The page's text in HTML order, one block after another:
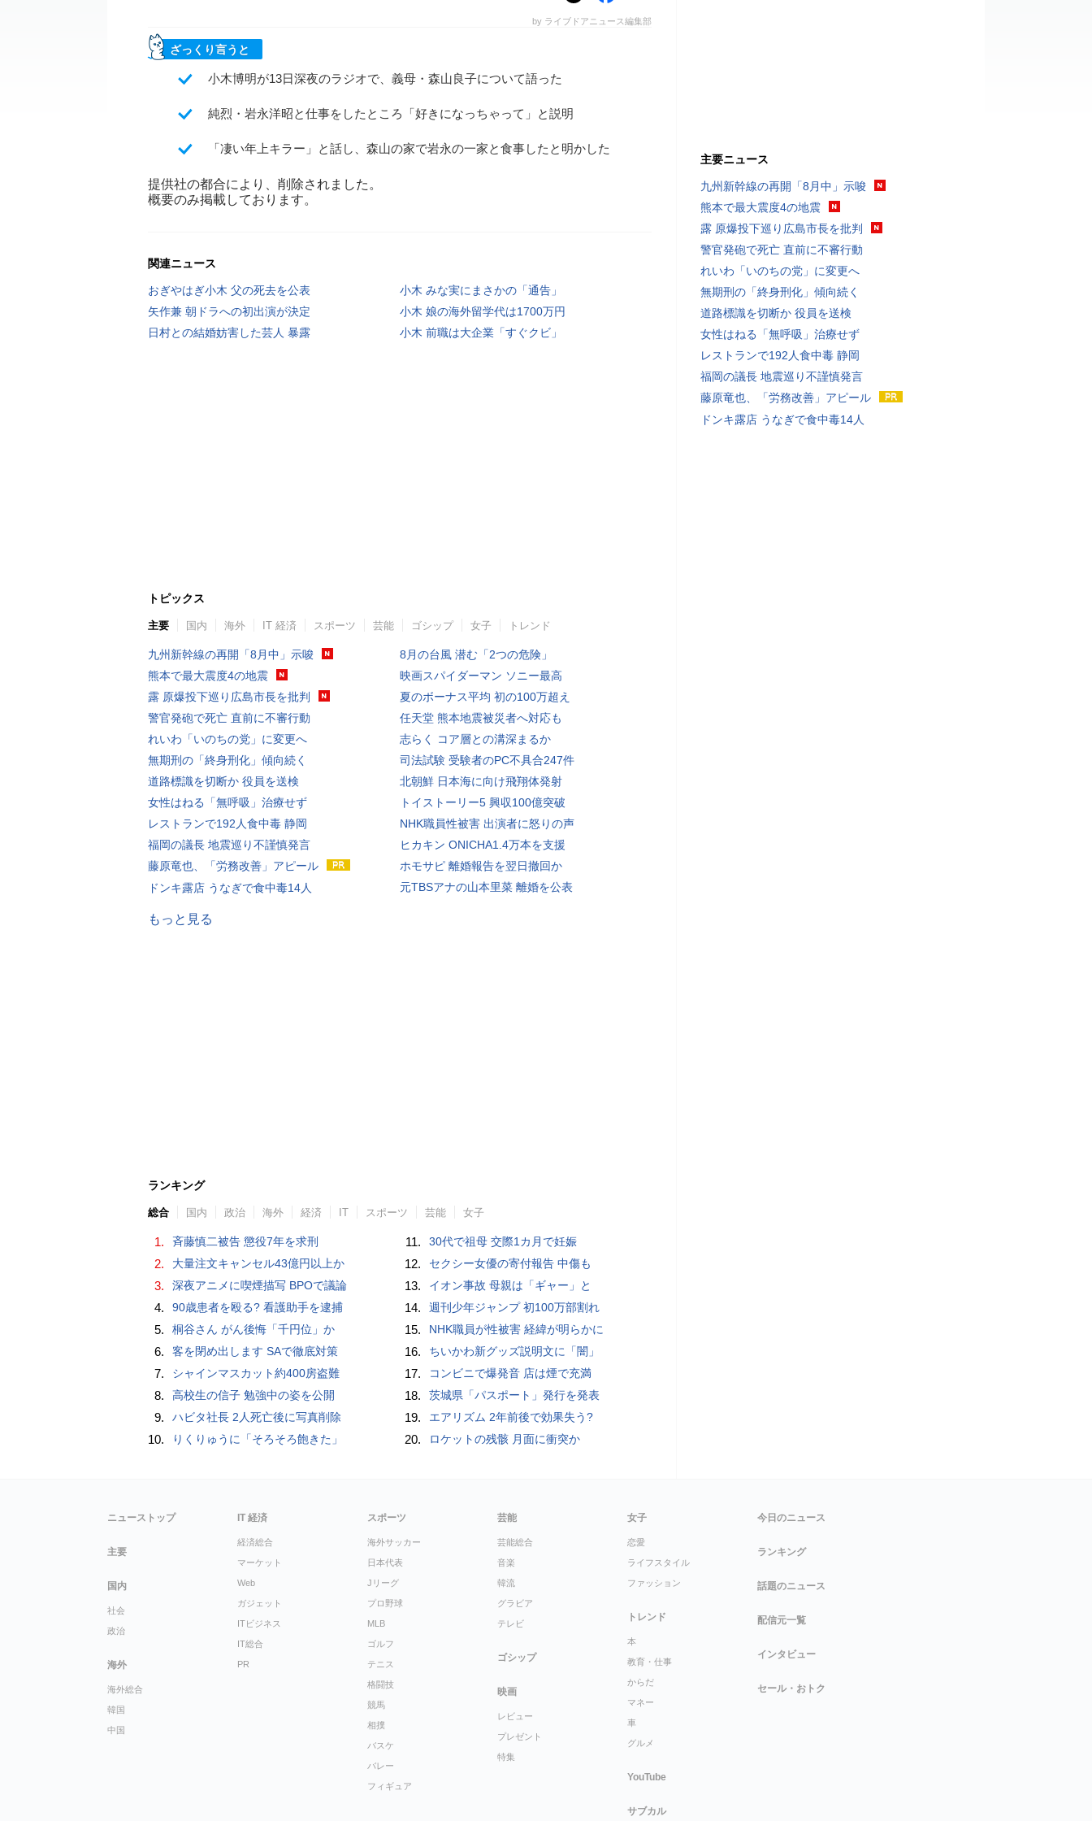
by ライブドアニュース編集部
ざっくり言うと
小木博明が13日深夜のラジオで、義母・森山良子について語った
純烈・岩永洋昭と仕事をしたところ「好きになっちゃって」と説明
「凄い年上キラー」と話し、森山の家で岩永の一家と食事したと明かした
提供社の都合により、削除されました。
概要のみ掲載しております。
関連ニュース
おぎやはぎ小木 父の死去を公表
小木 みな実にまさかの「通告」
矢作兼 朝ドラへの初出演が決定
小木 娘の海外留学代は1700万円
日村との結婚妨害した芸人 暴露
小木 前職は大企業「すぐクビ」
トピックス
主要 国内 海外 IT 経済 スポーツ 芸能 ゴシップ 女子 トレンド
九州新幹線の再開「8月中」示唆
熊本で最大震度4の地震
露 原爆投下巡り広島市長を批判
警官発砲で死亡 直前に不審行動
れいわ「いのちの党」に変更へ
無期刑の「終身刑化」傾向続く
道路標識を切断か 役員を送検
女性はねる「無呼吸」治療せず
レストランで192人食中毒 静岡
福岡の議長 地震巡り不謹慎発言
藤原竜也、「労務改善」アピール
ドンキ露店 うなぎで食中毒14人
8月の台風 潜む「2つの危険」
映画スパイダーマン ソニー最高
夏のボーナス平均 初の100万超え
任天堂 熊本地震被災者へ対応も
志らく コア層との溝深まるか
司法試験 受験者のPC不具合247件
北朝鮮 日本海に向け飛翔体発射
トイストーリー5 興収100億突破
NHK職員性被害 出演者に怒りの声
ヒカキン ONICHA1.4万本を支援
ホモサピ 離婚報告を翌日撤回か
元TBSアナの山本里菜 離婚を公表
もっと見る
ランキング
総合 国内 政治 海外 経済 IT スポーツ 芸能 女子
1. 斉藤慎二被告 懲役7年を求刑
2. 大量注文キャンセル43億円以上か
3. 深夜アニメに喫煙描写 BPOで議論
4. 90歳患者を殴る? 看護助手を逮捕
5. 桐谷さん がん後悔「千円位」か
6. 客を閉め出します SAで徹底対策
7. シャインマスカット約400房盗難
8. 高校生の信子 勉強中の姿を公開
9. ハビタ社長 2人死亡後に写真削除
10. りくりゅうに「そろそろ飽きた」
11. 30代で祖母 交際1カ月で妊娠
12. セクシー女優の寄付報告 中傷も
13. イオン事故 母親は「ギャー」と
14. 週刊少年ジャンプ 初100万部割れ
15. NHK職員が性被害 経緯が明らかに
16. ちいかわ新グッズ説明文に「闇」
17. コンビニで爆発音 店は煙で充満
18. 茨城県「パスポート」発行を発表
19. エアリズム 2年前後で効果失う?
20. ロケットの残骸 月面に衝突か
主要ニュース
九州新幹線の再開「8月中」示唆
熊本で最大震度4の地震
露 原爆投下巡り広島市長を批判
警官発砲で死亡 直前に不審行動
れいわ「いのちの党」に変更へ
無期刑の「終身刑化」傾向続く
道路標識を切断か 役員を送検
女性はねる「無呼吸」治療せず
レストランで192人食中毒 静岡
福岡の議長 地震巡り不謹慎発言
藤原竜也、「労務改善」アピール
ドンキ露店 うなぎで食中毒14人
ニューストップ
主要
国内
社会
政治
海外
海外総合
韓国
中国
IT 経済
経済総合
マーケット
Web
ガジェット
ITビジネス
IT総合
PR
スポーツ
海外サッカー
日本代表
Jリーグ
プロ野球
MLB
ゴルフ
テニス
格闘技
競馬
相撲
バスケ
バレー
フィギュア
芸能
芸能総合
音楽
韓流
グラビア
テレビ
ゴシップ
映画
レビュー
プレゼント
特集
女子
恋愛
ライフスタイル
ファッション
トレンド
本
教育・仕事
からだ
マネー
車
グルメ
YouTube
サブカル
今日のニュース
ランキング
話題のニュース
配信元一覧
インタビュー
セール・おトク